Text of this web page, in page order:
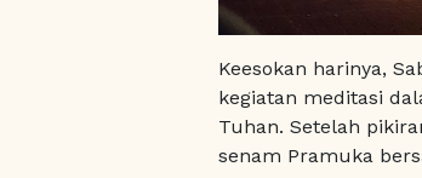
Keesokan harinya,
kegiatan meditasi
Tuhan. Setelah
senam Pramuka